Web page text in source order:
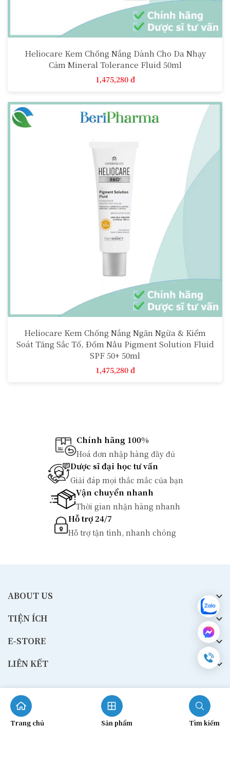
Trang chủ Sản phẩm Tìm kiếm
Heliocare Kem Chống Nắng Dành Cho Da Nhạy
Cảm Mineral Tolerance Fluid 50ml
1,475,280 đ
Heliocare Kem Chống Nắng Ngăn Ngừa & Kiểm
Soát Tăng Sắc Tố, Đốm Nâu Pigment Solution Fluid
SPF 50+ 50ml
1,475,280 đ
Chính hãng 100%
Hoá đơn nhập hàng đầy đủ
Dược sĩ đại học tư vấn
Giải đáp mọi thắc mắc của bạn
Vận chuyển nhanh
Thời gian nhận hàng nhanh
Hỗ trợ 24/7
Hỗ trợ tận tình, nhanh chóng
ABOUT US
TIỆN ÍCH
E-STORE
LIÊN KẾT
Bản quyền thuộc về BeriPharma.